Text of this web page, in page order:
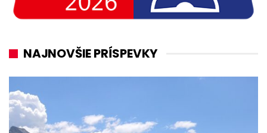
NAJNOVŠIE PRÍSPEVKY